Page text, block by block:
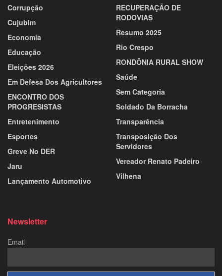
Corrupção
Cujubim
Economia
Educação
Eleições 2026
Em Defesa Dos Agricultores
ENCONTRO DOS
PROGRESISTAS
Entretenimento
Esportes
Greve No DER
Jaru
Lançamento Automotivo
RECUPERAÇÃO DE
RODOVIAS
Resumo 2025
Rio Crespo
RONDÔNIA RURAL SHOW
Saúde
Sem Categoria
Soldado Da Borracha
Transparência
Transposição Dos
Servidores
Vereador Renato Padeiro
Vilhena
Newsletter
Email